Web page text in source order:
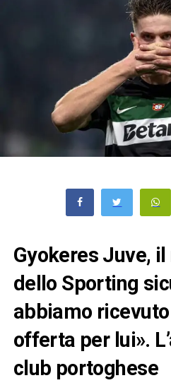
Gyokeres Juve,
dello Sporting
abbiamo
offerta per lui».
club portoghese